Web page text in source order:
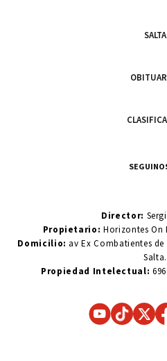
SALTA
Director:
Propietario:Horizontes On
Domicilio: av Ex Combatientes de
Salta.
Propiedad Intelectual: